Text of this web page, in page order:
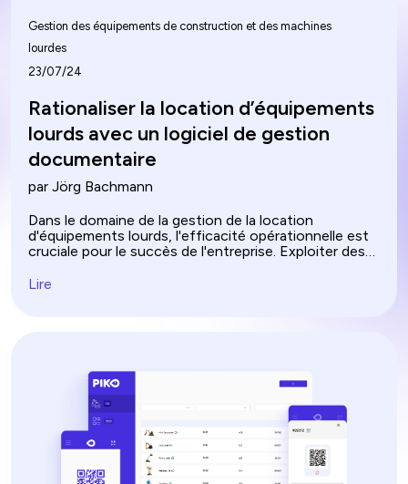
Gestion des équipements de construction et des machines
lourdes
23/07/24
Rationaliser la location d’équipements
lourds avec un logiciel de gestion
documentaire
par Jörg Bachmann
Dans le domaine de la gestion de la location
d'équipements lourds, l'efficacité opérationnelle est
cruciale pour le succès de l'entreprise. Exploiter des
location d'équipements lourds ou les systèmes de
documents, découvrez comment des améliorations
significatives peuvent accélérer les processus de
gestion de la location de machines lourdes. Apprenez
à gérer efficacement les équipements loués.
Lire